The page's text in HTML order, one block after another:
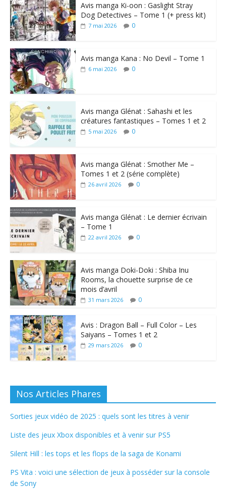
Avis manga Ki-oon : Gaslight Stray
Dog Detectives – Tome 1 (+ press kit)
7 mai 2026 0
Avis manga Kana : No Devil – Tome 1
6 mai 2026 0
Avis manga Glénat : Sahashi et les
créatures fantastiques – Tomes 1 et 2
5 mai 2026 0
Avis manga Glénat : Smother Me –
Tomes 1 et 2 (série complète)
26 avril 2026 0
Avis manga Glénat : Le dernier écrivain
– Tome 1
22 avril 2026 0
Avis manga Doki-Doki : Shiba Inu
Rooms, la chouette surprise de ce
mois d’avril
31 mars 2026 0
Avis : Dragon Ball – Full Color – Les
Saiyans – Tomes 1 et 2
29 mars 2026 0
Nos Articles Phares
Sorties jeux vidéo de 2025 : quels sont les titres à venir
Liste des jeux Xbox disponibles et à venir sur PS5
Silent Hill : les tops et les flops de la saga de Konami
PS Vita : voici une sélection de jeux à posséder sur la console
de Sony